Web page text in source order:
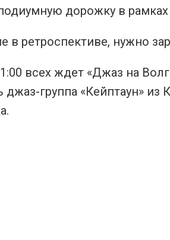
дорожку в
в ретроспективе, нужно
всех ждет «Джаз на
джаз-группа «Кейптаун»